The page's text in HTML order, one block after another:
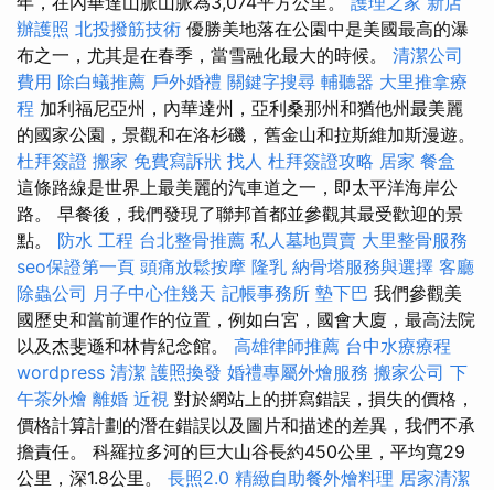
辦護照 北投撥筋技術 優勝美地落在公園中是美國最高的瀑
布之一，尤其是在春季，當雪融化最大的時候。 清潔公司
費用 除白蟻推薦 戶外婚禮 關鍵字搜尋 輔聽器 大里推拿療
程 加利福尼亞州，內華達州，亞利桑那州和猶他州最美麗
的國家公園，景觀和在洛杉磯，舊金山和拉斯維加斯漫遊。
杜拜簽證 搬家 免費寫訴狀 找人 杜拜簽證攻略 居家 餐盒
這條路線是世界上最美麗的汽車道之一，即太平洋海岸公
路。 早餐後，我們發現了聯邦首都並參觀其最受歡迎的景
點。 防水 工程 台北整骨推薦 私人墓地買賣 大里整骨服務
seo保證第一頁 頭痛放鬆按摩 隆乳 納骨塔服務與選擇 客廳
除蟲公司 月子中心住幾天 記帳事務所 墊下巴 我們參觀美
國歷史和當前運作的位置，例如白宮，國會大廈，最高法院
以及杰斐遜和林肯紀念館。 高雄律師推薦 台中水療療程
wordpress 清潔 護照換發 婚禮專屬外燴服務 搬家公司 下
午茶外燴 離婚 近視 對於網站上的拼寫錯誤，損失的價格，
價格計算計劃的潛在錯誤以及圖片和描述的差異，我們不承
擔責任。 科羅拉多河的巨大山谷長約450公里，平均寬29
公里，深1.8公里。 長照2.0 精緻自助餐外燴料理 居家清潔